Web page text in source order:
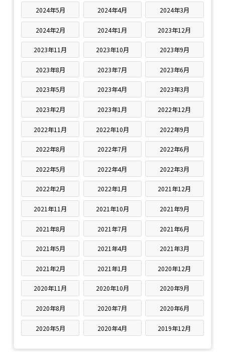
2024年5月 2024年4月 2024年3月
2024年2月 2024年1月 2023年12月
2023年11月 2023年10月 2023年9月
2023年8月 2023年7月 2023年6月
2023年5月 2023年4月 2023年3月
2023年2月 2023年1月 2022年12月
2022年11月 2022年10月 2022年9月
2022年8月 2022年7月 2022年6月
2022年5月 2022年4月 2022年3月
2022年2月 2022年1月 2021年12月
2021年11月 2021年10月 2021年9月
2021年8月 2021年7月 2021年6月
2021年5月 2021年4月 2021年3月
2021年2月 2021年1月 2020年12月
2020年11月 2020年10月 2020年9月
2020年8月 2020年7月 2020年6月
2020年5月 2020年4月 2019年12月